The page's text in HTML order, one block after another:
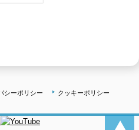
シーポリシー クッキーポリシー